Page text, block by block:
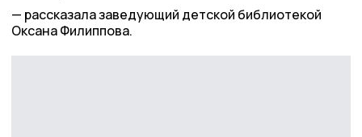
рассказала заведующий детской библиотекой
Оксана Филиппова.